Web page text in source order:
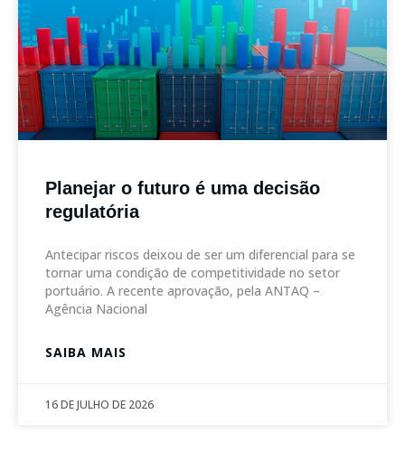
Planejar o futuro é uma decisão
regulatória
Antecipar riscos deixou de ser um diferencial para se
tornar uma condição de competitividade no setor
portuário. A recente aprovação, pela ANTAQ –
Agência Nacional
SAIBA MAIS
16 DE JULHO DE 2026